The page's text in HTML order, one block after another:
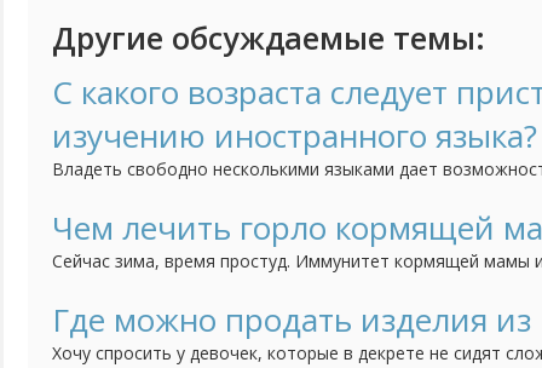
Другие обсуждаемые темы:
С какого возраста следует
изучению иностранного языка?
Владеть свободно несколькими языками дает
преимущества для получения образования и интересной
5-ти лет ребенок способен усвоить в разы больше
Чем лечить горло кормящей
Сейчас зима, время простуд. Иммунитет кормящей мамы
Если болит горло (к тому же часто), как его лечить и
лекарства не предназначены "для беременных и
Где можно продать изделия из
Хочу спросить у девочек, которые в декрете не сидят